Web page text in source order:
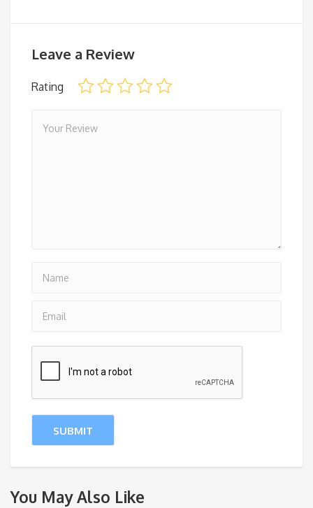
Leave a Review
Rating
You May Also Like